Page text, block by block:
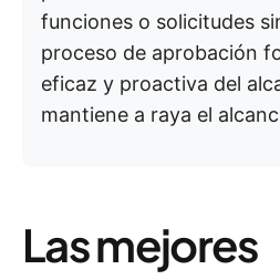
funciones o solicitudes
proceso de aprobación
eficaz y proactiva del
mantiene a raya el
Las mejores